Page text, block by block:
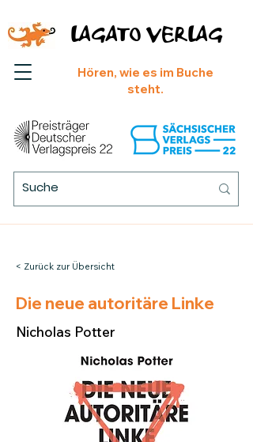
Hören, wie es im Buche
steht.
LAGATO VERLAG
< Zurück zur Übersicht
Die neue autoritäre Linke
Nicholas Potter